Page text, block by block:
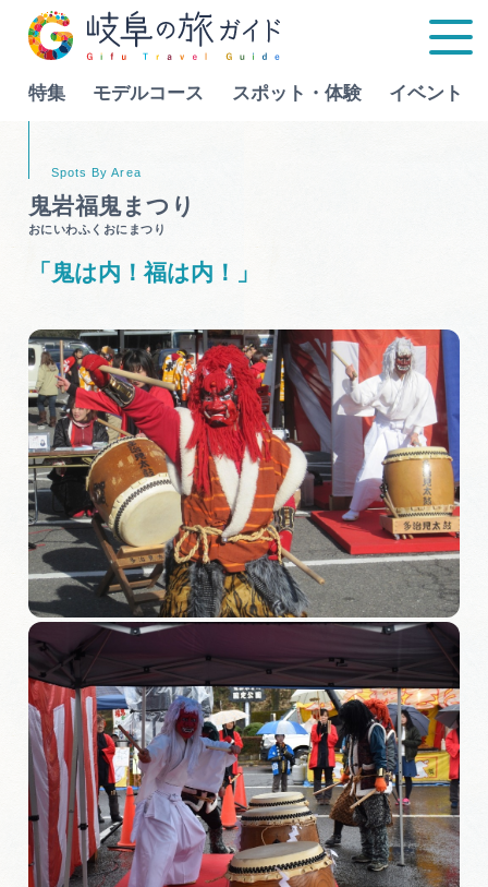
特集 モデルコース スポット・体験 イベント
スポット・体験
イベント
グルメ
旅の予約
アクセス
インフォメーション
ぎふ旅レポーター記事
早わかり岐阜
買い物・お土産
体験予約サイト「ＶＩＳＩＴ岐阜県」
Language
行きたいリストを見る
鬼岩福鬼まつり
おにいわふくおにまつり
「鬼は内！福は内！」